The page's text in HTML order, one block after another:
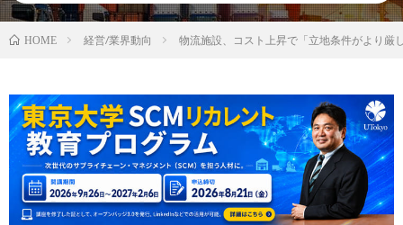
HOME 経営/業界動向 物流施設、コスト上昇で「立地条件がより厳